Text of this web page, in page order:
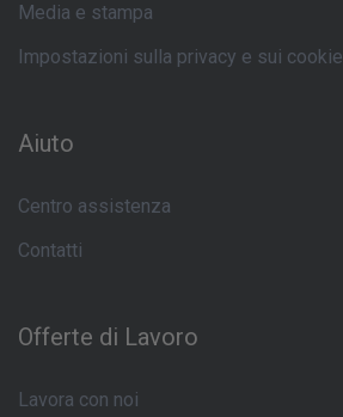
Media e stampa
Impostazioni sulla privacy e sui cookie
Aiuto
Centro assistenza
Contatti
Offerte di Lavoro
Lavora con noi